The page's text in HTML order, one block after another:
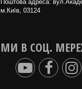
Поштова адреса:
м.Київ, 03124
МИ В СОЦ.